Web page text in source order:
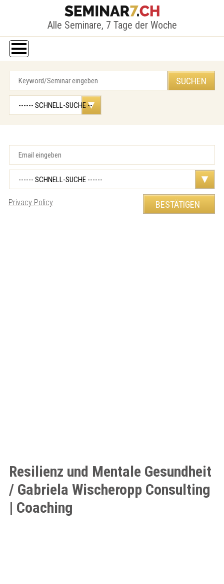
Alle Seminare, 7 Tage der Woche
Privacy Policy
Resilienz und Mentale Gesundheit
/ Gabriela Wischeropp Consulting
| Coaching